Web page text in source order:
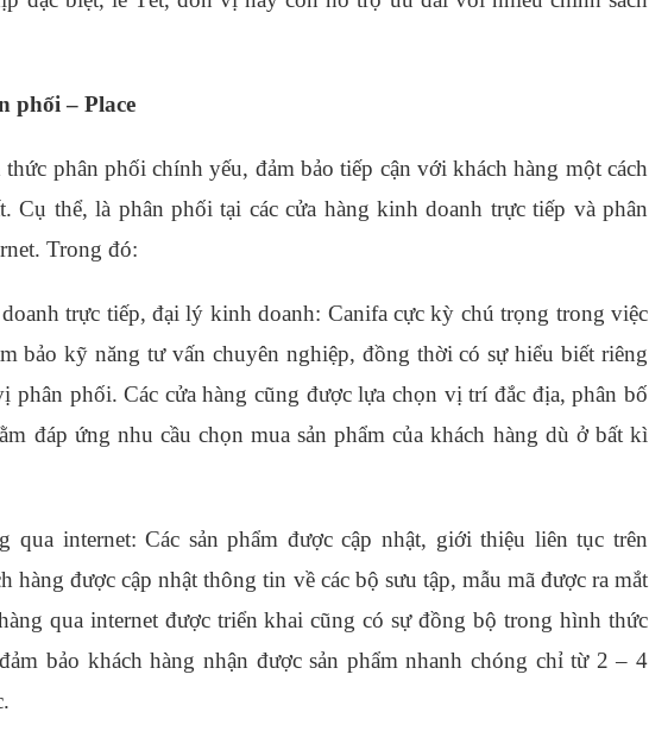
phối – Place
phân phối chính yếu, đảm bảo tiếp cận với khách hàng một cách
Cụ thể, là phân phối tại các cửa hàng kinh doanh trực tiếp và phân
Trong đó:
trực tiếp, đại lý kinh doanh: Canifa cực kỳ chú trọng trong việc
bảo kỹ năng tư vấn chuyên nghiệp, đồng thời có sự hiểu biết riêng
phân phối. Các cửa hàng cũng được lựa chọn vị trí đắc địa, phân bố
đáp ứng nhu cầu chọn mua sản phẩm của khách hàng dù ở bất kì
qua internet: Các sản phẩm được cập nhật, giới thiệu liên tục trên
hàng được cập nhật thông tin về các bộ sưu tập, mẫu mã được ra mắt
qua internet được triển khai cũng có sự đồng bộ trong hình thức
bảo khách hàng nhận được sản phẩm nhanh chóng chỉ từ 2 – 4